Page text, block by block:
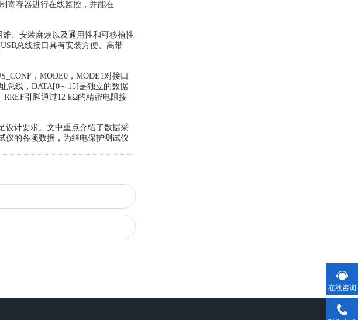
寄存器进行在线监控，并能在
、安装麻烦以及通用性和可移植性
总线接口具有安装方便、高带
，MODE0，MODE1对接口
总线，DATA[0～15]是独立的数据
RREF引脚通过12 kΩ的精密电阻接
计要求。文中重点介绍了数据采
仪的各项数据，为继电保护测试仪
在线咨询